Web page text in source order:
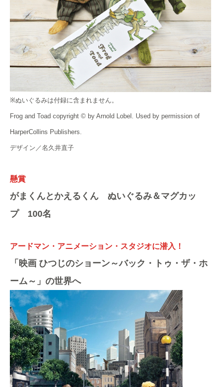
※ぬいぐるみは付録に含まれません。
Frog and Toad copyright © by Arnold Lobel. Used by permission of
HarperCollins Publishers.
デザイン／名久井直子
懸賞
がまくんとかえるくん ぬいぐるみ＆マグカッ
プ 100名
アードマン・アニメーション・スタジオに潜入！
「映画 ひつじのショーン～バック・トゥ・ザ・ホ
ーム～」の世界へ